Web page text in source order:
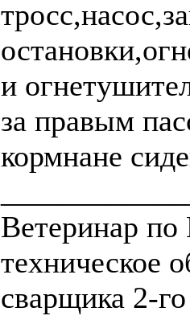
и
за правым
кормнане
Ветеринар
техническое
сварщика 2-